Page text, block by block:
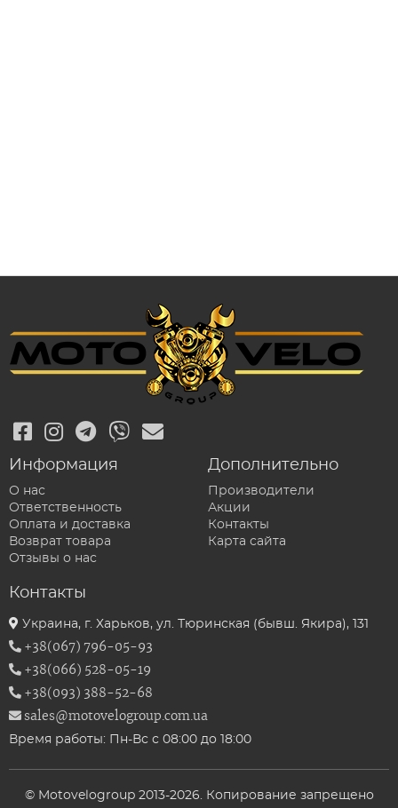
Информация
О нас
Ответственность
Оплата и доставка
Возврат товара
Отзывы о нас
Дополнительно
Производители
Акции
Контакты
Карта сайта
Контакты
Украина, г. Харьков, ул. Тюринская (бывш. Якира), 131
+38(067) 796-05-93
+38(066) 528-05-19
+38(093) 388-52-68
sales@motovelogroup.com.ua
Время работы: Пн-Вс с 08:00 до 18:00
© Motovelogroup 2013-2026. Копирование запрещено